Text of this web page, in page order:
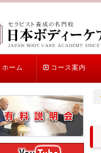
ホーム コース案内